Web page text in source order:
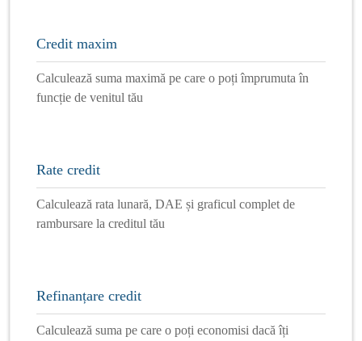
Credit maxim
Calculează suma maximă pe care o poți împrumuta în
funcție de venitul tău
Rate credit
Calculează rata lunară, DAE și graficul complet de
rambursare la creditul tău
Refinanțare credit
Calculează suma pe care o poți economisi dacă îți